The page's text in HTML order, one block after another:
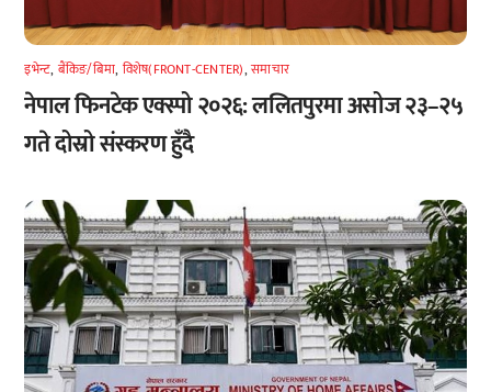
इभेन्ट, बैंकिङ/बिमा, विशेष(FRONT-CENTER),समाचार
नेपाल फिनटेक एक्स्पो २०२६: ललितपुरमा असोज २३–२५
गते दोस्रो संस्करण हुँदै